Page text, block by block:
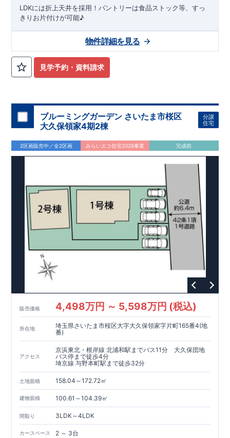
LDKには折上天井を採用！パントリーは食品ストック等、すっ
きりお片付けが可能♪
見学予約・資料請求
物件詳細を見る
ブルーミングガーデン さいたま市桜区
大久保領家4期2棟
分譲
住宅
2区画販売中／全2区画 みらいエコ住宅2026事業 完成前
販売価格 4,498万円 ～ 5,598万円 (税込)
所在地
埼玉県さいたま市桜区大字大久保領家字片町165番4(地
番)
アクセス
京浜東北・根岸線 北浦和駅までバス11分 大久保団地
バス停まで徒歩4分
埼京線 与野本町駅まで徒歩32分
土地面積 158.04～172.72㎡
建物面積 100.61～104.39㎡
間取り 3LDK～4LDK
カースペース 2 ～ 3台